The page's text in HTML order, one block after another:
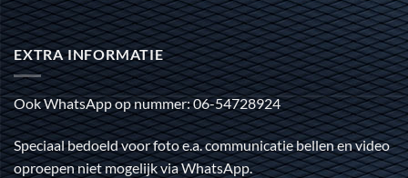
EXTRA INFORMATIE
Ook WhatsApp op nummer: 06-54728924
Speciaal bedoeld voor foto e.a. communicatie bellen en video
oproepen niet mogelijk via WhatsApp.